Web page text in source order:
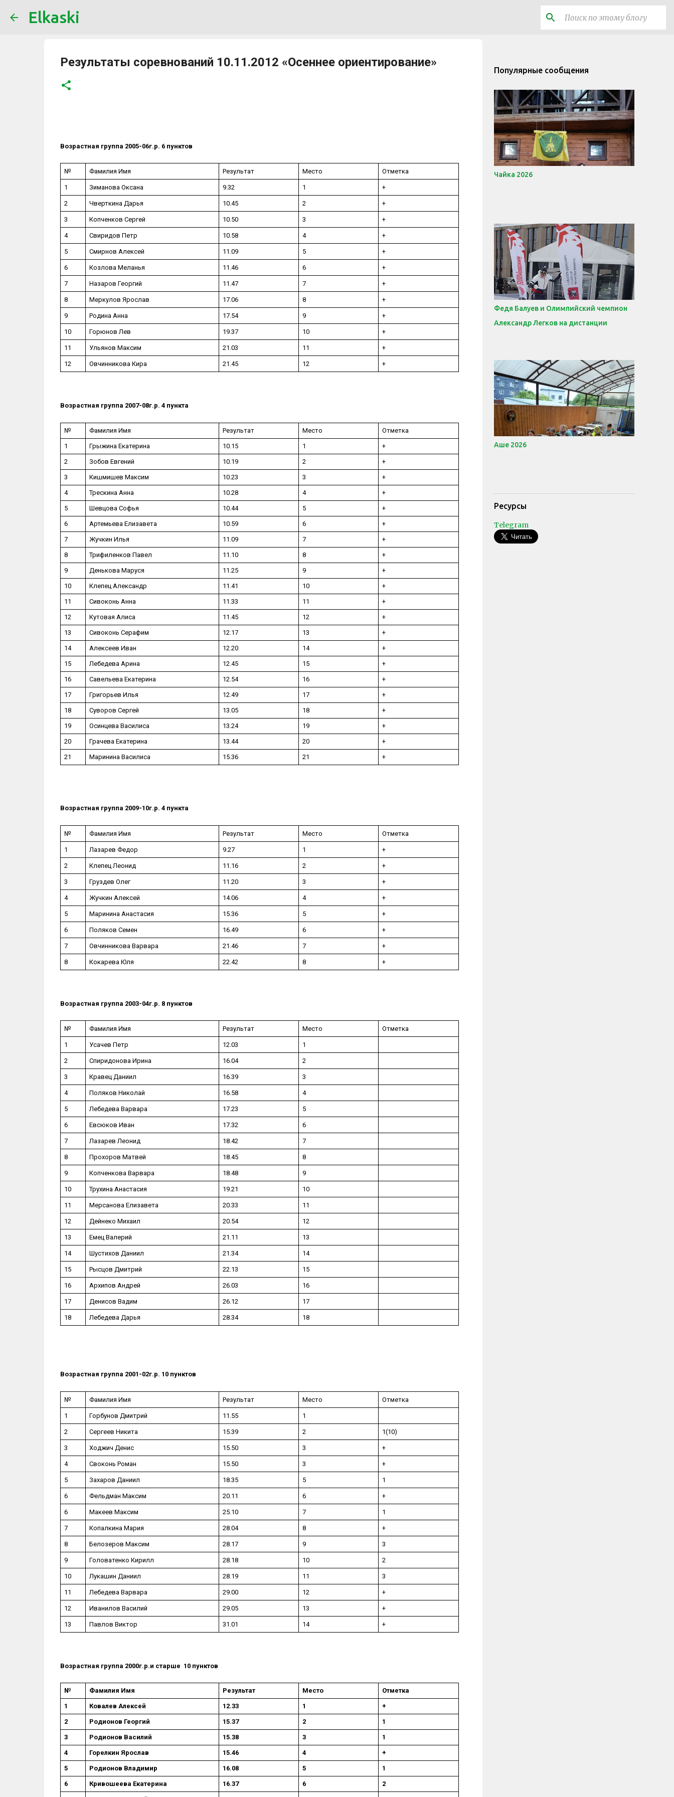
Elkaski
Результаты соревнований 10.11.2012 «Осеннее ориентирование»
Возрастная группа 2005-06г.р. 6 пунктов
№ Фамилия Имя Результат Место Отметка
1 Зиманова Оксана 9.32 1 +
2 Чверткина Дарья 10.45 2 +
3 Копченков Сергей 10.50 3 +
4 Свиридов Петр 10.58 4 +
5 Смирнов Алексей 11.09 5 +
6 Козлова Меланья 11.46 6 +
7 Назаров Георгий 11.47 7 +
8 Меркулов Ярослав 17.06 8 +
9 Родина Анна 17.54 9 +
10 Горюнов Лев 19.37 10 +
11 Ульянов Максим 21.03 11 +
12 Овчинникова Кира 21.45 12 +
Возрастная группа 2007-08г.р. 4 пункта
№ Фамилия Имя Результат Место Отметка
1 Грыжина Екатерина 10.15 1 +
2 Зобов Евгений 10.19 2 +
3 Кишмишев Максим 10.23 3 +
4 Трескина Анна 10.28 4 +
5 Шевцова Софья 10.44 5 +
6 Артемьева Елизавета 10.59 6 +
7 Жучкин Илья 11.09 7 +
8 Трифиленков Павел 11.10 8 +
9 Денькова Маруся 11.25 9 +
10 Клепец Александр 11.41 10 +
11 Сивоконь Анна 11.33 11 +
12 Кутовая Алиса 11.45 12 +
13 Сивоконь Серафим 12.17 13 +
14 Алексеев Иван 12.20 14 +
15 Лебедева Арина 12.45 15 +
16 Савельева Екатерина 12.54 16 +
17 Григорьев Илья 12.49 17 +
18 Суворов Сергей 13.05 18 +
19 Осинцева Василиса 13.24 19 +
20 Грачева Екатерина 13.44 20 +
21 Маринина Василиса 15.36 21 +
Возрастная группа 2009-10г.р. 4 пункта
№ Фамилия Имя Результат Место Отметка
1 Лазарев Федор 9.27 1 +
2 Клепец Леонид 11.16 2 +
3 Груздев Олег 11.20 3 +
4 Жучкин Алексей 14.06 4 +
5 Маринина Анастасия 15.36 5 +
6 Поляков Семен 16.49 6 +
7 Овчинникова Варвара 21.46 7 +
8 Кокарева Юля 22.42 8 +
Возрастная группа 2003-04г.р. 8 пунктов
№ Фамилия Имя Результат Место Отметка
1 Усачев Петр 12.03 1
2 Спиридонова Ирина 16.04 2
3 Кравец Даниил 16.39 3
4 Поляков Николай 16.58 4
5 Лебедева Варвара 17.23 5
6 Евсюков Иван 17.32 6
7 Лазарев Леонид 18.42 7
8 Прохоров Матвей 18.45 8
9 Копченкова Варвара 18.48 9
10 Трухина Анастасия 19.21 10
11 Мерсанова Елизавета 20.33 11
12 Дейнеко Михаил 20.54 12
13 Емец Валерий 21.11 13
14 Шустихов Даниил 21.34 14
15 Рысцов Дмитрий 22.13 15
16 Архипов Андрей 26.03 16
17 Денисов Вадим 26.12 17
18 Лебедева Дарья 28.34 18
Возрастная группа 2001-02г.р. 10 пунктов
№ Фамилия Имя Результат Место Отметка
1 Горбунов Дмитрий 11.55 1
2 Сергеев Никита 15.39 2 1(10)
3 Ходжич Денис 15.50 3 +
4 Своконь Роман 15.50 3 +
5 Захаров Даниил 18.35 5 1
6 Фельдман Максим 20.11 6 +
6 Макеев Максим 25.10 7 1
7 Копалкина Мария 28.04 8 +
8 Белозеров Максим 28.17 9 3
9 Головатенко Кирилл 28.18 10 2
10 Лукашин Даниил 28.19 11 3
11 Лебедева Варвара 29.00 12 +
12 Иванилов Василий 29.05 13 +
13 Павлов Виктор 31.01 14 +
Возрастная группа 2000г.р.и старше 10 пунктов
№ Фамилия Имя Результат Место Отметка
1 Ковалев Алексей 12.33 1 +
2 Родионов Георгий 15.37 2 1
3 Родионов Василий 15.38 3 1
4 Горелкин Ярослав 15.46 4 +
5 Родионов Владимир 16.08 5 1
6 Кривошеева Екатерина 16.37 6 2
Популярные сообщения
Чайка 2026
Федя Балуев и Олимпийский чемпион
Александр Легков на дистанции
Аше 2026
Ресурсы
Telegram